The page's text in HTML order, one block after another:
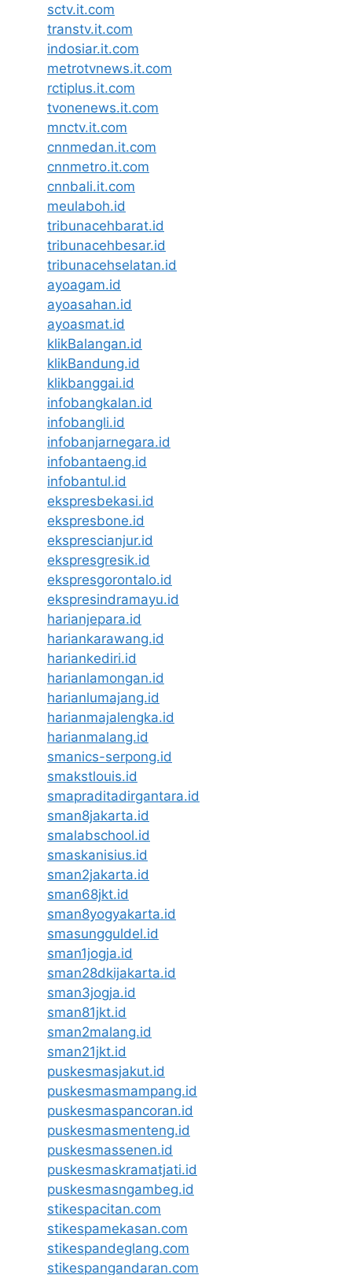
sctv.it.com
transtv.it.com
indosiar.it.com
metrotvnews.it.com
rctiplus.it.com
tvonenews.it.com
mnctv.it.com
cnnmedan.it.com
cnnmetro.it.com
cnnbali.it.com
meulaboh.id
tribunacehbarat.id
tribunacehbesar.id
tribunacehselatan.id
ayoagam.id
ayoasahan.id
ayoasmat.id
klikBalangan.id
klikBandung.id
klikbanggai.id
infobangkalan.id
infobangli.id
infobanjarnegara.id
infobantaeng.id
infobantul.id
ekspresbekasi.id
ekspresbone.id
eksprescianjur.id
ekspresgresik.id
ekspresgorontalo.id
ekspresindramayu.id
harianjepara.id
hariankarawang.id
hariankediri.id
harianlamongan.id
harianlumajang.id
harianmajalengka.id
harianmalang.id
smanics-serpong.id
smakstlouis.id
smapraditadirgantara.id
sman8jakarta.id
smalabschool.id
smaskanisius.id
sman2jakarta.id
sman68jkt.id
sman8yogyakarta.id
smasungguldel.id
sman1jogja.id
sman28dkijakarta.id
sman3jogja.id
sman81jkt.id
sman2malang.id
sman21jkt.id
puskesmasjakut.id
puskesmasmampang.id
puskesmaspancoran.id
puskesmasmenteng.id
puskesmassenen.id
puskesmaskramatjati.id
puskesmasngambeg.id
stikespacitan.com
stikespamekasan.com
stikespandeglang.com
stikespangandaran.com